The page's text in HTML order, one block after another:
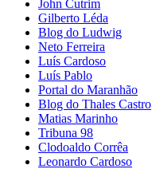
John Cutrim
Gilberto Léda
Blog do Ludwig
Neto Ferreira
Luís Cardoso
Luís Pablo
Portal do Maranhão
Blog do Thales Castro
Matias Marinho
Tribuna 98
Clodoaldo Corrêa
Leonardo Cardoso